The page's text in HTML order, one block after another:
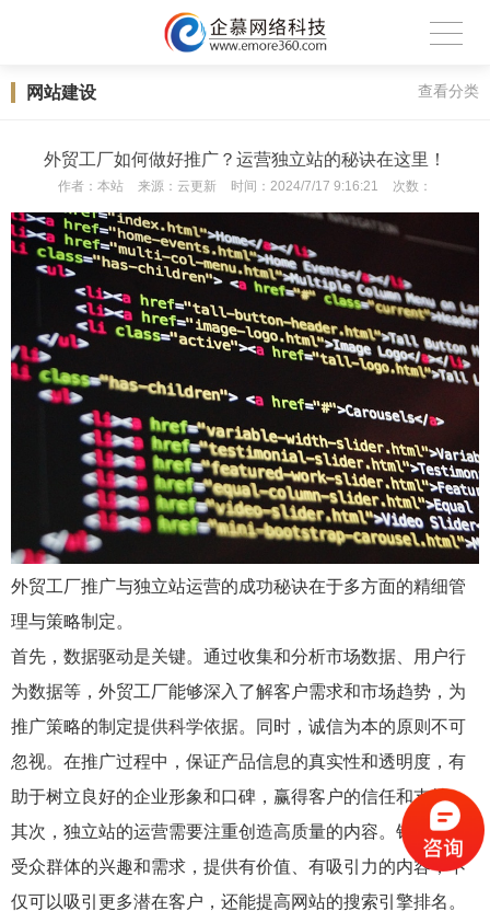
网站建设 查看分类
外贸工厂如何做好推广？运营独立站的秘诀在这里！
作者： 本站 来源： 云更新 时间： 2024/7/17 9:16:21 次数：
外贸工厂推广与独立站运营的成功秘诀在于多方面的精细管
理与策略制定。
首先，数据驱动是关键。通过收集和分析市场数据、用户行
为数据等，外贸工厂能够深入了解客户需求和市场趋势，为
推广策略的制定提供科学依据。同时，诚信为本的原则不可
忽视。在推广过程中，保证产品信息的真实性和透明度，有
助于树立良好的企业形象和口碑，赢得客户的信任和支持。
其次，独立站的运营需要注重创造高质量的内容。针对目标
受众群体的兴趣和需求，提供有价值、有吸引力的内容，不
仅可以吸引更多潜在客户，还能提高网站的搜索引擎排名。